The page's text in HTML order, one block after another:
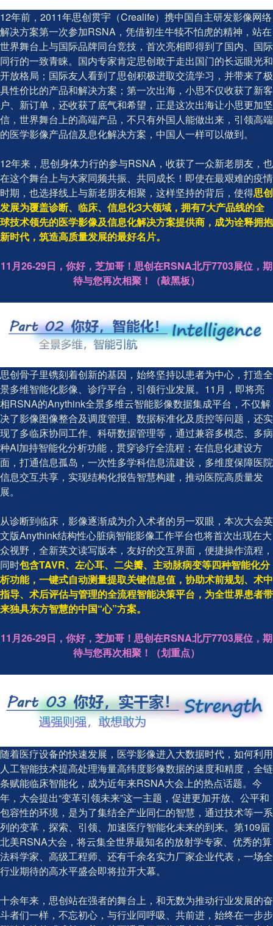
12年前，2011年思创贯宇（Crealife）携中国自主研发影像网络
解决方案第一次参加RSNA，凭借初生牛犊不怕虎的精神，站在
世界舞台上与国际品牌同台竞技，首次亮相即得到了国内、国际
同行的一致青睐。国内专家肯定思创敢于走出国门的长远眼光和
开放格局；国际友人看到了思创积极进取交流学习，并带来了极
具性价比的产品和解决方案；第一次出海，小思不仅收获了新客
户、新订单，还收获了底气和希望，正是这次出海让小思更加坚
信，世界舞台上的高端产品，不只有外国人能做出来，引领高端
的医学影像产品信及息化解决方案，中国人一样可以做到。
12年来，思创身体力行的参与RSNA，收获了一众新老朋友，也
在这个舞台上与大家同频共振、共同成长！即使在最艰难的疫情
时期，也选择线上与新老朋友相聚，这样坚持的背后，使得思创
发展为覆盖诊断、临床、信息化3大领域，拥有7大产品线的全
球技术领先的医学影像及信息化解决方案提供商，成为诠释拥抱
新时代，筑造高质量发展的最好名片。
11月26-29日，你好，芝加哥！思创在RSNA北厅7703展位，期
待与您再次相聚！（敲黑板）
思创骨子里镌刻着创新的基因，始终坚持以患者为中心，打造全
景多维智能化影像、诊疗平台，引领行业发展。11月，即将亮
相RSNA的Anythink全景多维云智能影像数据集成平台，不仅解
决了影像图像整合及调度管理、数据标准化及质控等问题，还实
现了多临床协同工作、科研数据管理等，通过兼容多模态、多病
种AI加持智能化分析功能，贯穿诊疗全流程；在信息化建设方
面，打通信息孤岛，一次性多学科信息流建设，多维度保障医院
信息交互共享，实现结构化报告智慧构建，推动医院高质量发
展。
从诊断到临床，影像逐渐成为介入术者的另一双眼，本次大会英
文版Anythink结构性心脏病智能影像工作平台也将首次出现在大
众视野，全新英文读写版本，友好的交互界面，便捷操作流程，
同时包含TAVR、左心耳、二尖瓣、主动脉病变等四种智能化分
析功能，一键式自动测量提取关键信息值，协助术前规划、术中
指导、术后评估与管理的全流程智能决策平台，为全世界患者带
来独具东方智慧的中国“心”方案。
11月26-29日，你好，芝加哥！思创在RSNA北厅7703展位，期
待与您再次相聚！（划重点）
随着医疗设备的快速发展，医学影像进入大数据时代，如何利用
人工智能技术提高处理海量高纬度影像数据的速度和精度，全链
条赋能临床智能化，成为近年来RSNA大会上的热点话题。今
年，大会提出“变革引领未来”这一主题，促进更加开放、公平和
包容性的环境，是为了集结全产业同仁的智慧，通过技术等一系
列的变革，探索、引领、加速医疗智能化未来的到来。第109届
北美RSNA大会，将云集全世界最知名的放射学专家、优秀的算
法科学家、高级工程师、还有千余名实力厂家企业代表，一场全
行业期待的高水平盛会即将拉开大幕。
十余年来，思创站在强者的舞台上，和无数为推动行业发展的奋
斗者们一样，不忘初心，与行业同呼吸、共前进，始终在一步步